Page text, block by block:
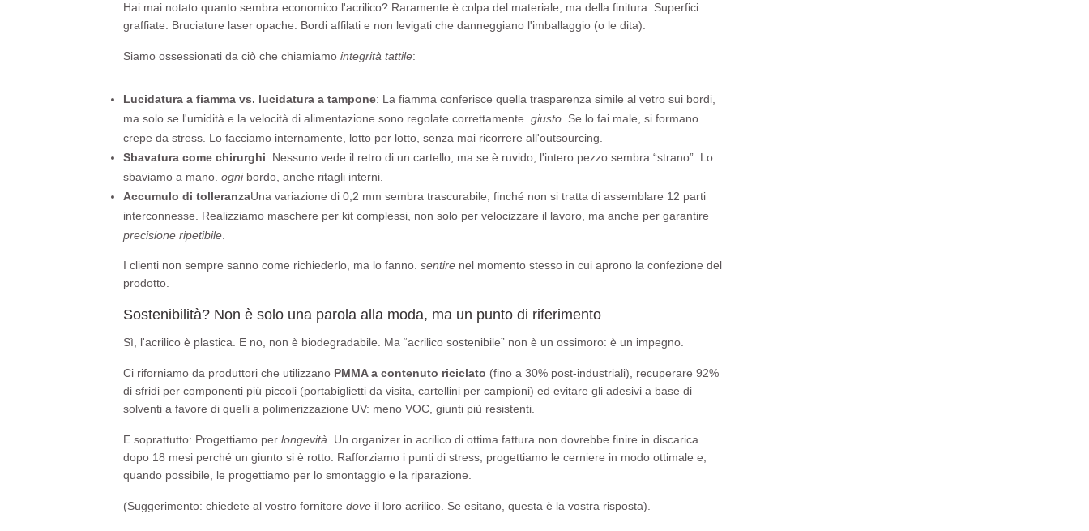
Hai mai notato quanto sembra economico l'acrilico? Raramente è colpa del materiale, ma della finitura. Superfici
graffiate. Bruciature laser opache. Bordi affilati e non levigati che danneggiano l'imballaggio (o le dita).
Siamo ossessionati da ciò che chiamiamo integrità tattile:
Lucidatura a fiamma vs. lucidatura a tampone: La fiamma conferisce quella trasparenza simile al vetro sui bordi,
ma solo se l'umidità e la velocità di alimentazione sono regolate correttamente. giusto . Se lo fai male, si formano
crepe da stress. Lo facciamo internamente, lotto per lotto, senza mai ricorrere all'outsourcing.
Sbavatura come chirurghi: Nessuno vede il retro di un cartello, ma se è ruvido, l'intero pezzo sembra “strano”. Lo
sbaviamo a mano. ognibordo, anche ritagli interni.
Accumulo di tolleranzaUna variazione di 0,2 mm sembra trascurabile, finché non si tratta di assemblare 12 parti
interconnesse. Realizziamo maschere per kit complessi, non solo per velocizzare il lavoro, ma anche per garantire
precisione ripetibile
I clienti non sempre sanno come richiederlo, ma lo fanno. sentire nel momento stesso in cui aprono la confezione del
prodotto.
Sostenibilità? Non è solo una parola alla moda, ma un punto di riferimento
Sì, l'acrilico è plastica. E no, non è biodegradabile. Ma “acrilico sostenibile” non è un ossimoro: è un impegno.
Ci riforniamo da produttori che utilizzano PMMA a contenuto riciclato (fino a 30% post-industriali), recuperare 92%
di sfridi per componenti più piccoli (portabiglietti da visita, cartellini per campioni) ed evitare gli adesivi a base di
solventi a favore di quelli a polimerizzazione UV: meno VOC, giunti più resistenti.
E soprattutto: Progettiamo per longevità . Un organizer in acrilico di ottima fattura non dovrebbe finire in discarica
dopo 18 mesi perché un giunto si è rotto. Rafforziamo i punti di stress, progettiamo le cerniere in modo ottimale e,
quando possibile, le progettiamo per lo smontaggio e la riparazione.
(Suggerimento: chiedete al vostro fornitore dove il loro acrilico. Se esitano, questa è la vostra risposta).